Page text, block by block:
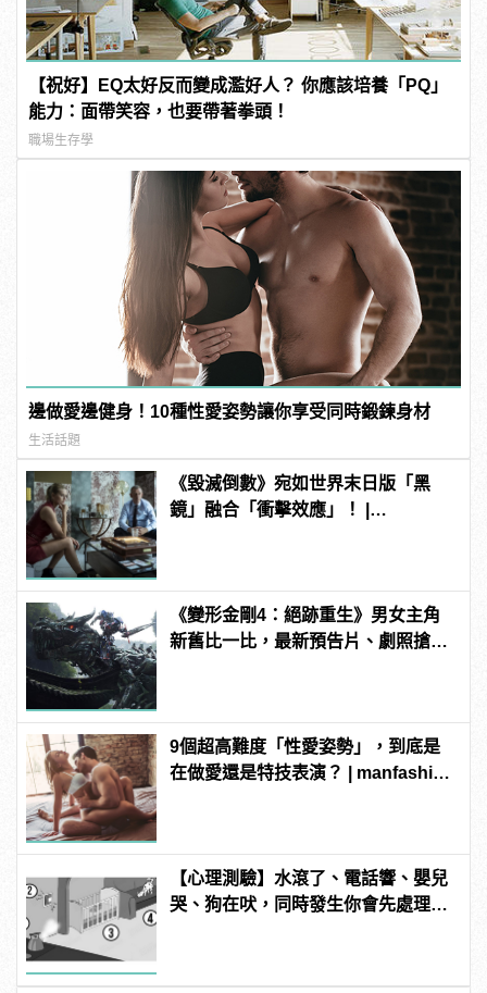
【祝好】EQ太好反而變成濫好人？ 你應該培養「PQ」
能力：面帶笑容，也要帶著拳頭！
職場生存學
邊做愛邊健身！10種性愛姿勢讓你享受同時鍛鍊身材
生活話題
《毀滅倒數》宛如世界末日版「黑
鏡」融合「衝擊效應」！ |
《變形金剛4：絕跡重生》男女主角
新舊比一比，最新預告片、劇照搶先
9個超高難度「性愛姿勢」，到底是
在做愛還是特技表演？ | manfashion
【心理測驗】水滾了、電話響、嬰兒
哭、狗在吠，同時發生你會先處理哪